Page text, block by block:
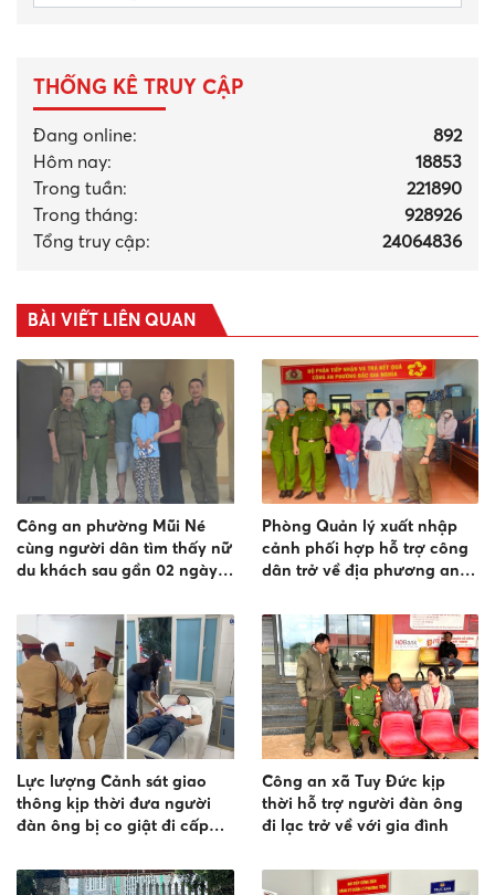
THỐNG KÊ TRUY CẬP
Đang online:
892
Hôm nay:
18853
Trong tuần:
221890
Trong tháng:
928926
Tổng truy cập:
24064836
BÀI VIẾT LIÊN QUAN
Công an phường Mũi Né
cùng người dân tìm thấy nữ
du khách sau gần 02 ngày
Phòng Quản lý xuất nhập
cảnh phối hợp hỗ trợ công
dân trở về địa phương an
Lực lượng Cảnh sát giao
thông kịp thời đưa người
đàn ông bị co giật đi cấp
Công an xã Tuy Đức kịp
thời hỗ trợ người đàn ông
đi lạc trở về với gia đình